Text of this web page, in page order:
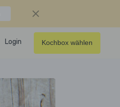
Login Kochbox wählen